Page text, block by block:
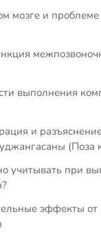
мозге и
выполнения
и
(Поза
учитывать при
эффекты от